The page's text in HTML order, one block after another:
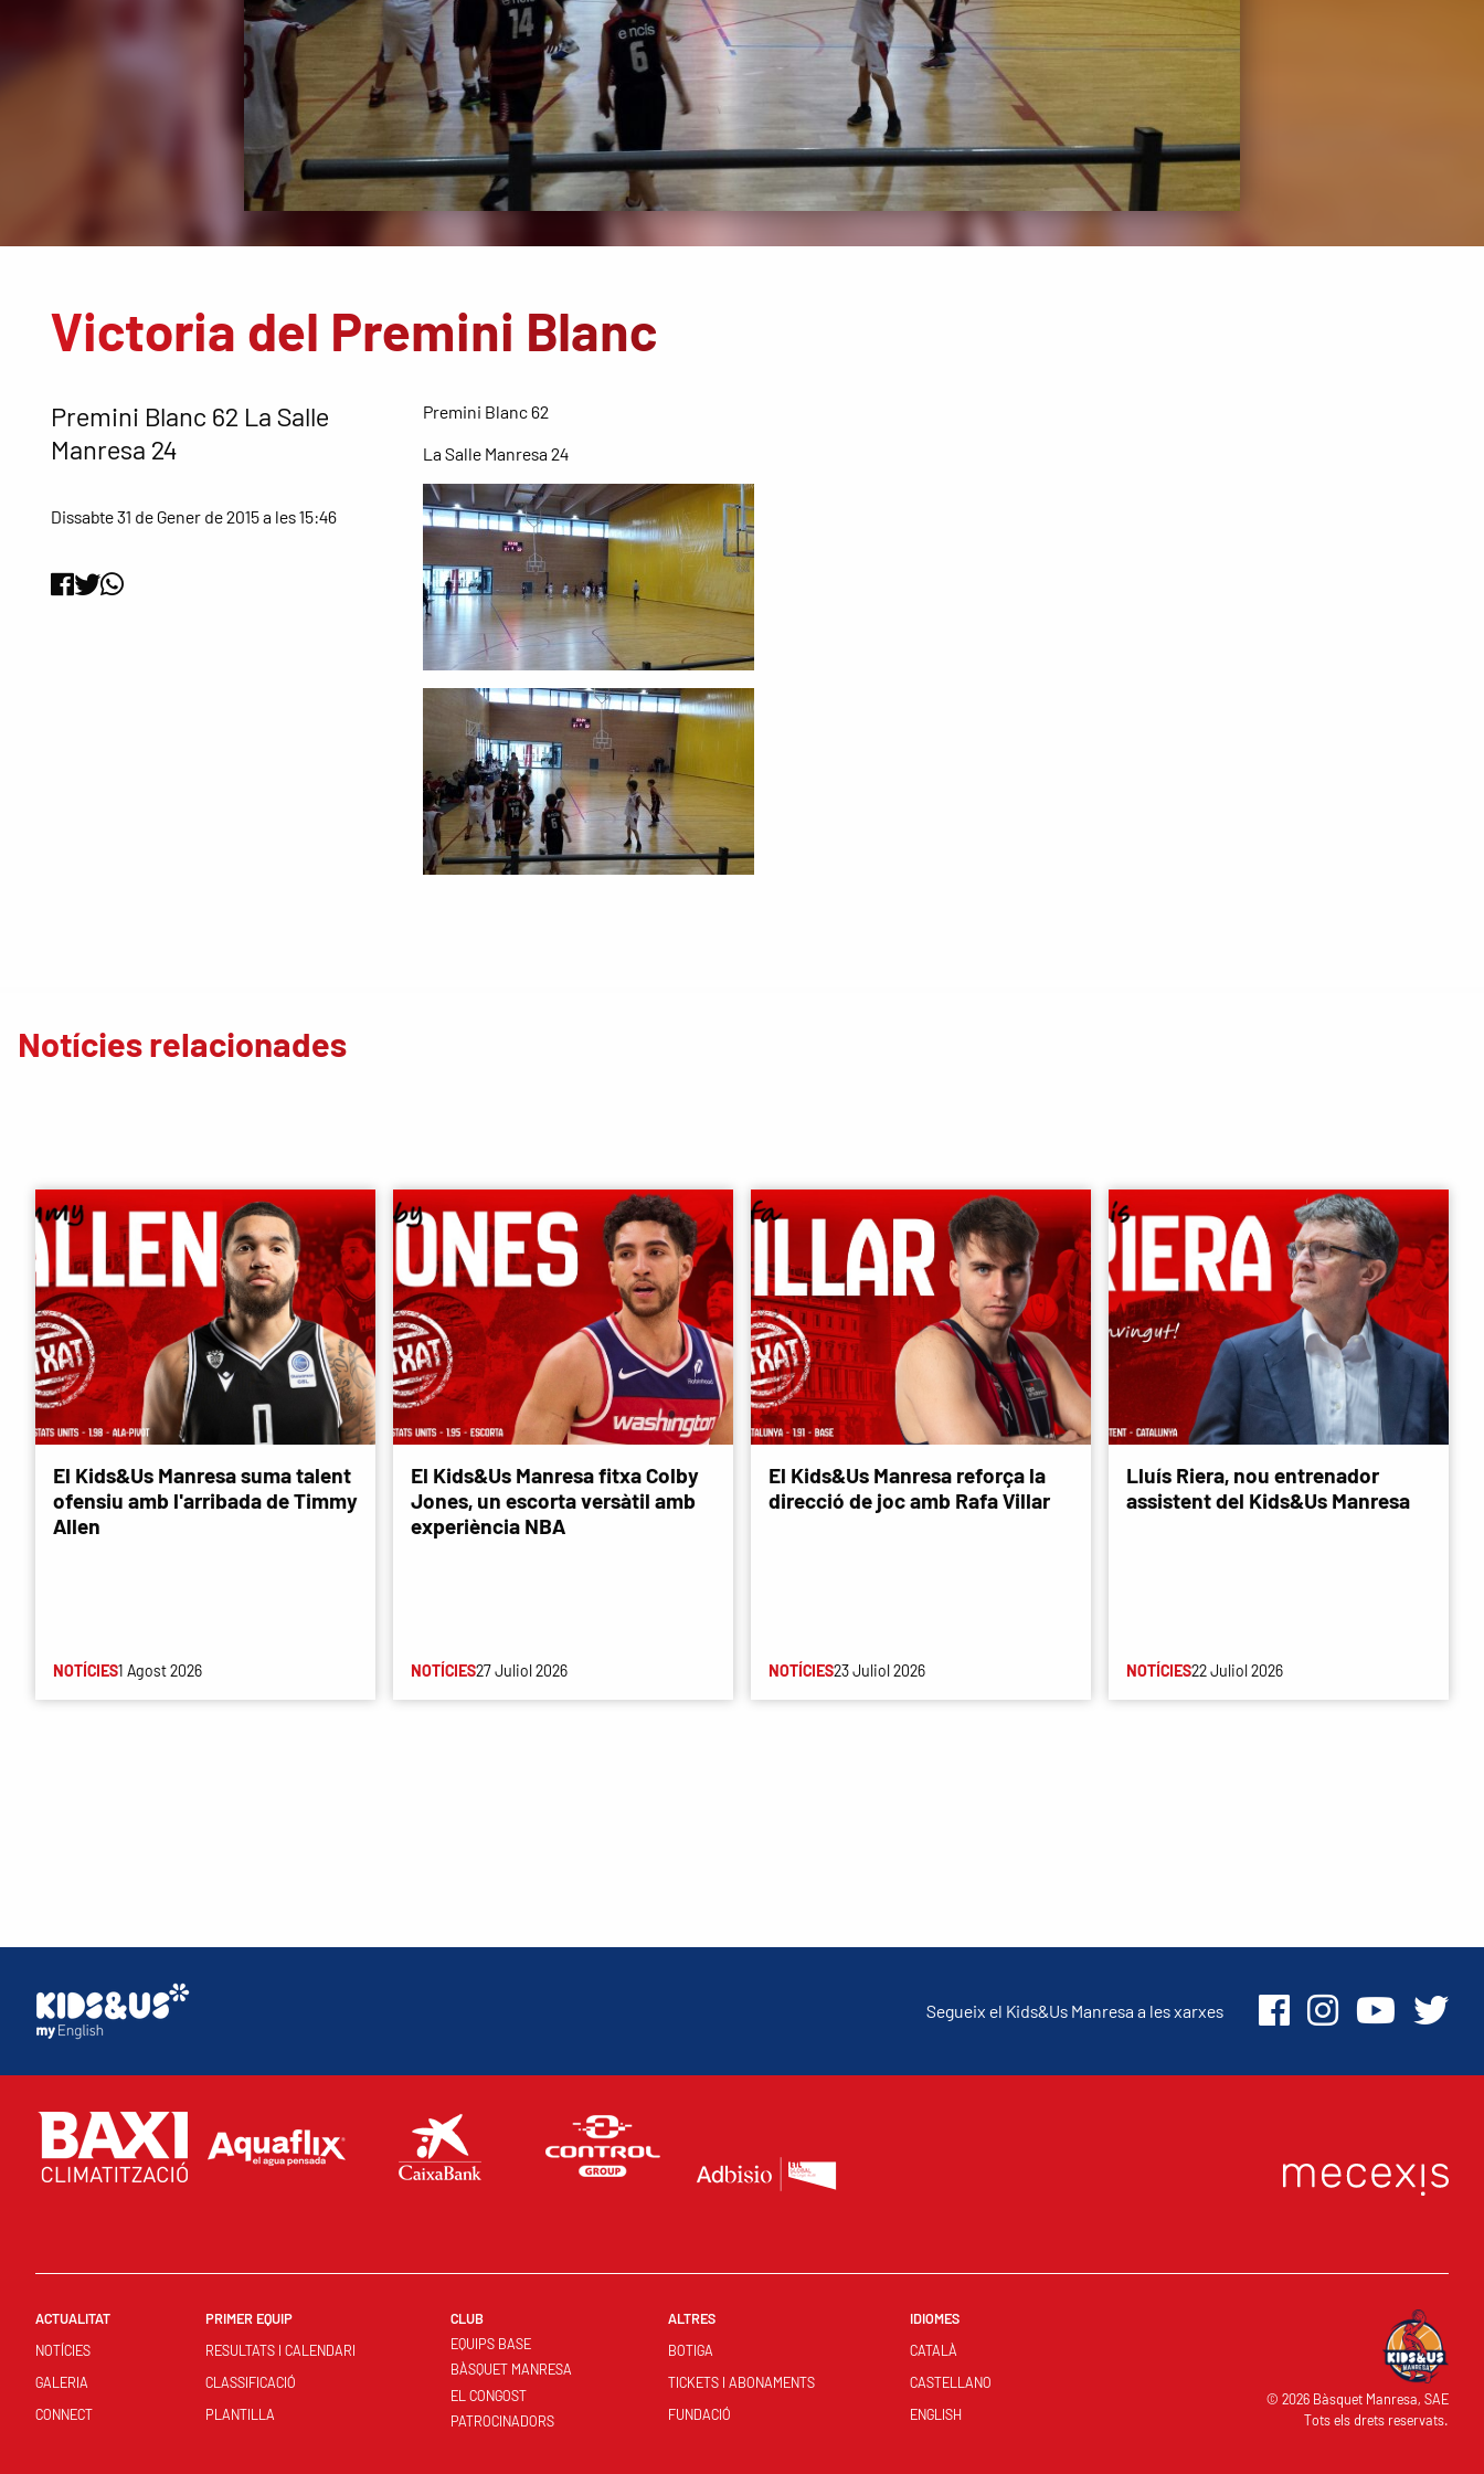
Victoria del Premini Blanc
Premini Blanc 62 La Salle
Manresa 24
Dissabte 31 de Gener de 2015 a les 15:46
Premini Blanc 62
La Salle Manresa 24
Notícies relacionades
El Kids&Us Manresa suma talent
ofensiu amb l'arribada de Timmy
Allen
NOTÍCIES1 Agost 2026
El Kids&Us Manresa fitxa Colby
Jones, un escorta versàtil amb
experiència NBA
NOTÍCIES27 Juliol 2026
El Kids&Us Manresa reforça la
direcció de joc amb Rafa Villar
NOTÍCIES23 Juliol 2026
Lluís Riera, nou entrenador
assistent del Kids&Us Manresa
NOTÍCIES22 Juliol 2026
Segueix el Kids&Us Manresa a les xarxes
ACTUALITAT
NOTÍCIES
GALERIA
CONNECT
PRIMER EQUIP
RESULTATS I CALENDARI
CLASSIFICACIÓ
PLANTILLA
CLUB
EQUIPS BASE
BÀSQUET MANRESA
EL CONGOST
PATROCINADORS
ALTRES
BOTIGA
TICKETS I ABONAMENTS
FUNDACIÓ
IDIOMES
CATALÀ
CASTELLANO
ENGLISH
© 2026 Bàsquet Manresa, SAE
Tots els drets reservats.